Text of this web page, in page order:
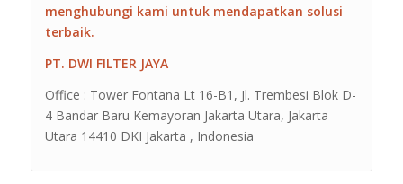
menghubungi kami untuk mendapatkan solusi
terbaik.
PT. DWI FILTER JAYA
Office : Tower Fontana Lt 16-B1, Jl. Trembesi Blok D-
4 Bandar Baru Kemayoran Jakarta Utara, Jakarta
Utara 14410 DKI Jakarta , Indonesia